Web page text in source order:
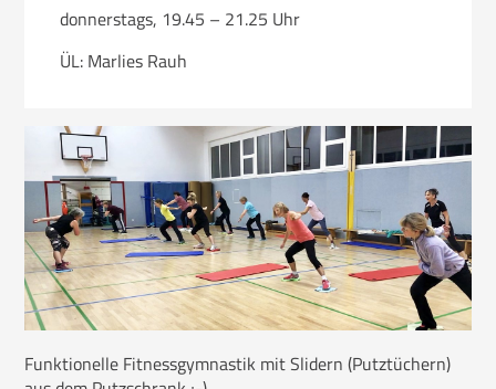
donnerstags, 19.45 – 21.25 Uhr
ÜL: Marlies Rauh
Funktionelle Fitnessgymnastik mit Slidern (Putztüchern)